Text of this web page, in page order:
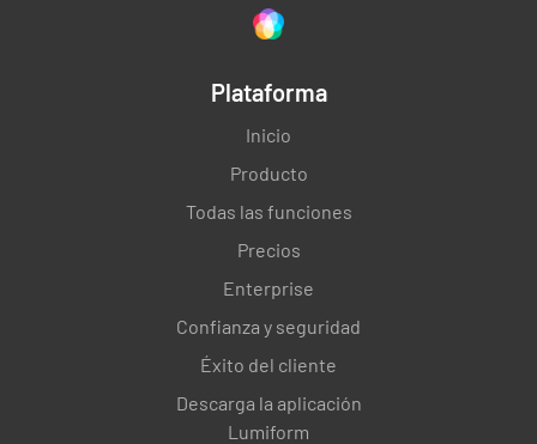
Plataforma
Inicio
Producto
Todas las funciones
Precios
Enterprise
Confianza y seguridad
Éxito del cliente
Descarga la aplicación
Lumiform